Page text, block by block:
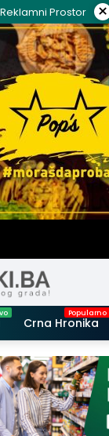
Reklamni Prostor ×
Crna Hronika